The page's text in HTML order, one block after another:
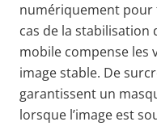
numériquement pour
cas de la stabilisation
mobile compense les
image stable. De
garantissent un
lorsque l’image est